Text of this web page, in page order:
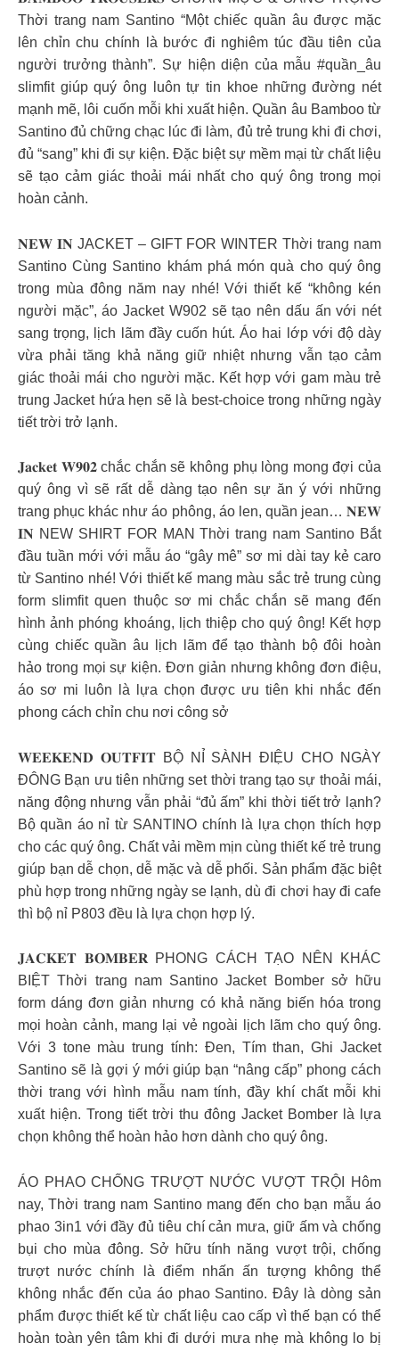
Thời trang nam Santino “Một chiếc quần âu được mặc
lên chỉn chu chính là bước đi nghiêm túc đầu tiên của
người trưởng thành”. Sự hiện diện của mẫu #quần_âu
slimfit giúp quý ông luôn tự tin khoe những đường nét
mạnh mẽ, lôi cuốn mỗi khi xuất hiện. Quần âu Bamboo từ
Santino đủ chững chạc lúc đi làm, đủ trẻ trung khi đi chơi,
đủ “sang” khi đi sự kiện. Đặc biệt sự mềm mại từ chất liệu
sẽ tạo cảm giác thoải mái nhất cho quý ông trong mọi
hoàn cảnh.
𝐍𝐄𝐖 𝐈𝐍 JACKET – GIFT FOR WINTER Thời trang nam
Santino Cùng Santino khám phá món quà cho quý ông
trong mùa đông năm nay nhé! Với thiết kế “không kén
người mặc”, áo Jacket W902 sẽ tạo nên dấu ấn với nét
sang trọng, lịch lãm đầy cuốn hút. Áo hai lớp với độ dày
vừa phải tăng khả năng giữ nhiệt nhưng vẫn tạo cảm
giác thoải mái cho người mặc. Kết hợp với gam màu trẻ
trung Jacket hứa hẹn sẽ là best-choice trong những ngày
tiết trời trở lạnh.
𝐉𝐚𝐜𝐤𝐞𝐭 𝐖𝟗𝟎𝟐 chắc chắn sẽ không phụ lòng mong đợi của
quý ông vì sẽ rất dễ dàng tạo nên sự ăn ý với những
trang phục khác như áo phông, áo len, quần jean… 𝐍𝐄𝐖
𝐈𝐍 NEW SHIRT FOR MAN Thời trang nam Santino Bắt
đầu tuần mới với mẫu áo “gây mê” sơ mi dài tay kẻ caro
từ Santino nhé! Với thiết kế mang màu sắc trẻ trung cùng
form slimfit quen thuộc sơ mi chắc chắn sẽ mang đến
hình ảnh phóng khoáng, lịch thiệp cho quý ông! Kết hợp
cùng chiếc quần âu lịch lãm để tạo thành bộ đôi hoàn
hảo trong mọi sự kiện. Đơn giản nhưng không đơn điệu,
áo sơ mi luôn là lựa chọn được ưu tiên khi nhắc đến
phong cách chỉn chu nơi công sở
𝐖𝐄𝐄𝐊𝐄𝐍𝐃 𝐎𝐔𝐓𝐅𝐈𝐓 BỘ NỈ SÀNH ĐIỆU CHO NGÀY
ĐÔNG Bạn ưu tiên những set thời trang tạo sự thoải mái,
năng động nhưng vẫn phải “đủ ấm” khi thời tiết trở lạnh?
Bộ quần áo nỉ từ SANTINO chính là lựa chọn thích hợp
cho các quý ông. Chất vải mềm mịn cùng thiết kế trẻ trung
giúp bạn dễ chọn, dễ mặc và dễ phối. Sản phẩm đặc biệt
phù hợp trong những ngày se lạnh, dù đi chơi hay đi cafe
thì bộ nỉ P803 đều là lựa chọn hợp lý.
𝐉𝐀𝐂𝐊𝐄𝐓 𝐁𝐎𝐌𝐁𝐄𝐑 PHONG CÁCH TẠO NÊN KHÁC
BIỆT Thời trang nam Santino Jacket Bomber sở hữu
form dáng đơn giản nhưng có khả năng biến hóa trong
mọi hoàn cảnh, mang lại vẻ ngoài lịch lãm cho quý ông.
Với 3 tone màu trung tính: Đen, Tím than, Ghi Jacket
Santino sẽ là gợi ý mới giúp bạn “nâng cấp” phong cách
thời trang với hình mẫu nam tính, đầy khí chất mỗi khi
xuất hiện. Trong tiết trời thu đông Jacket Bomber là lựa
chọn không thể hoàn hảo hơn dành cho quý ông.
ÁO PHAO CHỐNG TRƯỢT NƯỚC VƯỢT TRỘI Hôm
nay, Thời trang nam Santino mang đến cho bạn mẫu áo
phao 3in1 với đầy đủ tiêu chí cản mưa, giữ ấm và chống
bụi cho mùa đông. Sở hữu tính năng vượt trội, chống
trượt nước chính là điểm nhấn ấn tượng không thể
không nhắc đến của áo phao Santino. Đây là dòng sản
phẩm được thiết kế từ chất liệu cao cấp vì thế bạn có thể
hoàn toàn yên tâm khi đi dưới mưa nhẹ mà không lo bị